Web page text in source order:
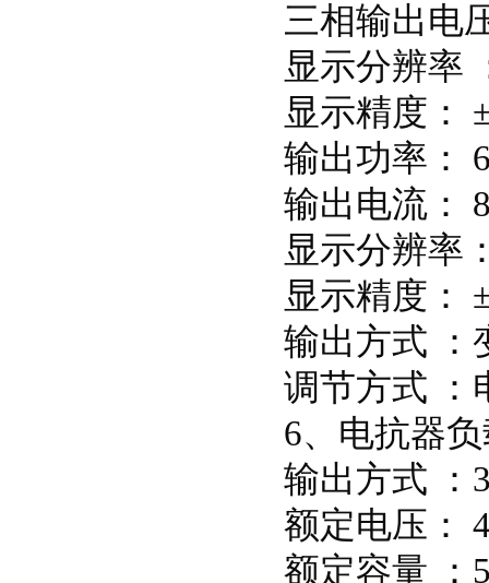
三相输出电
显示分辨率
显示精度：
输出功率：
输出电流：
显示分辨率
显示精度：
输出方式 ：
调节方式 ：
6、电抗器
输出方式 ：
额定电压：
额定容量 ：